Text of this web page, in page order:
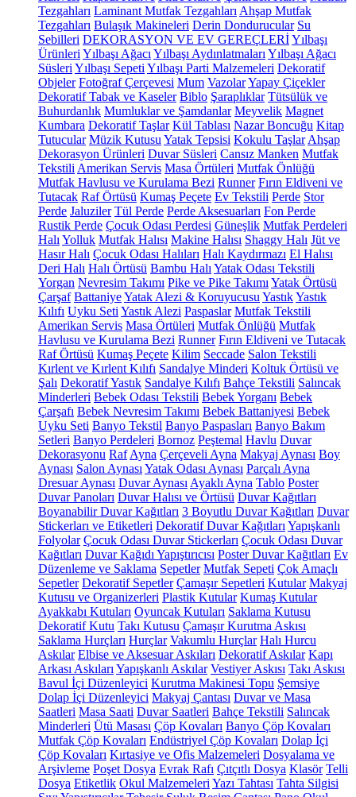
Tezgahları Laminant Mutfak Tezgahları Ahşap Mutfak
Tezgahları Bulaşık Makineleri Derin Dondurucular Su
Sebilleri DEKORASYON VE EV GEREÇLERİYılbaşı
Ürünleri Yılbaşı Ağacı Yılbaşı Aydınlatmaları Yılbaşı Ağacı
Süsleri Yılbaşı Sepeti Yılbaşı Parti Malzemeleri Dekoratif
Objeler Fotoğraf Çerçevesi Mum VazolarYapay Çiçekler
Dekoratif Tabak ve Kaseler Biblo Şaraplıklar Tütsülük ve
Buhurdanlık Mumluklar ve Şamdanlar Meyvelik Magnet
Kumbara Dekoratif Taşlar Kül Tablası Nazar Boncuğu Kitap
Tutucular Müzik Kutusu Yatak Tepsisi Kokulu Taşlar Ahşap
Dekorasyon Ürünleri Duvar Süsleri Cansız Manken Mutfak
Tekstili Amerikan Servis Masa Örtüleri Mutfak Önlüğü
Mutfak Havlusu ve Kurulama Bezi Runner Fırın Eldiveni ve
Tutacak Raf Örtüsü Kumaş Peçete Ev Tekstili Perde Stor
Perde Jaluziler Tül Perde Perde Aksesuarları Fon Perde
Rustik Perde Çocuk Odası Perdesi Güneşlik Mutfak Perdeleri
Halı Yolluk Mutfak Halısı Makine Halısı Shaggy Halı Jüt ve
Hasır Halı Çocuk Odası Halıları Halı Kaydırmazı El Halısı
Deri Halı Halı Örtüsü Bambu Halı Yatak Odası Tekstili
Yorgan Nevresim Takımı Pike ve Pike Takımı Yatak Örtüsü
Çarşaf BattaniyeYatak Alezi & Koruyucusu YastıkYastık
Kılıfı Uyku Seti Yastık Alezi Paspaslar Mutfak Tekstili
Amerikan Servis Masa Örtüleri Mutfak Önlüğü Mutfak
Havlusu ve Kurulama Bezi Runner Fırın Eldiveni ve Tutacak
Raf Örtüsü Kumaş Peçete Kilim Seccade Salon Tekstili
Kırlent ve Kırlent Kılıfı Sandalye Minderi Koltuk Örtüsü ve
Şalı Dekoratif Yastık Sandalye Kılıfı Bahçe Tekstili Salıncak
Minderleri Bebek Odası Tekstili Bebek Yorganı Bebek
Çarşafı Bebek Nevresim Takımı Bebek Battaniyesi Bebek
Uyku Seti Banyo Tekstil Banyo Paspasları Banyo Bakım
Setleri Banyo Perdeleri Bornoz Peştemal Havlu Duvar
Dekorasyonu Raf Ayna Çerçeveli Ayna Makyaj Aynası Boy
Aynası Salon Aynası Yatak Odası Aynası Parçalı Ayna
Dresuar Aynası Duvar Aynası Ayaklı Ayna Tablo Poster
Duvar Panoları Duvar Halısı ve Örtüsü Duvar Kağıtları
Boyanabilir Duvar Kağıtları 3 Boyutlu Duvar Kağıtları Duvar
Stickerları ve Etiketleri Dekoratif Duvar Kağıtları Yapışkanlı
Folyolar Çocuk Odası Duvar Stickerları Çocuk Odası Duvar
Kağıtları Duvar Kağıdı Yapıştırıcısı Poster Duvar Kağıtları Ev
Düzenleme ve Saklama Sepetler Mutfak Sepeti Çok Amaçlı
Sepetler Dekoratif Sepetler Çamaşır Sepetleri Kutular Makyaj
Kutusu ve Organizerleri Plastik Kutular Kumaş Kutular
Ayakkabı Kutuları Oyuncak Kutuları Saklama Kutusu
Dekoratif Kutu Takı Kutusu Çamaşır Kurutma Askısı
Saklama Hurçları Hurçlar Vakumlu Hurçlar Halı Hurcu
Askılar Elbise ve Aksesuar Askıları Dekoratif Askılar Kapı
Arkası Askıları Yapışkanlı Askılar Vestiyer Askısı Takı Askısı
Bavul İçi Düzenleyici Kurutma Makinesi Topu Şemsiye
Dolap İçi Düzenleyici Makyaj Çantası Duvar ve Masa
Saatleri Masa Saati Duvar Saatleri Bahçe Tekstili Salıncak
Minderleri Ütü Masası Çöp Kovaları Banyo Çöp Kovaları
Mutfak Çöp Kovaları Endüstriyel Çöp Kovaları Dolap İçi
Çöp Kovaları Kırtasiye ve Ofis Malzemeleri Dosyalama ve
Arşivleme Poşet Dosya Evrak Rafı Çıtçıtlı Dosya Klasör Telli
Dosya Etiketlik Okul Malzemeleri Yazı Tahtası Tahta Silgisi